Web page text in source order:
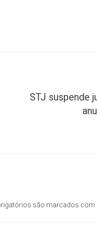
STJ suspende
são marcados com